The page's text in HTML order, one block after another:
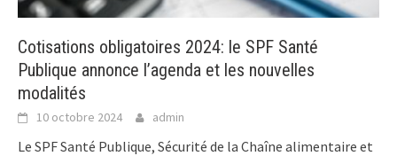
Cotisations obligatoires 2024: le SPF Santé
Publique annonce l’agenda et les nouvelles
modalités
10 octobre 2024 admin
Le SPF Santé Publique, Sécurité de la Chaîne alimentaire et